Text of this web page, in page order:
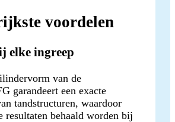
voordelen
elke ingreep
van de
garandeert een exacte
tandstructuren, waardoor
resultaten behaald worden bij